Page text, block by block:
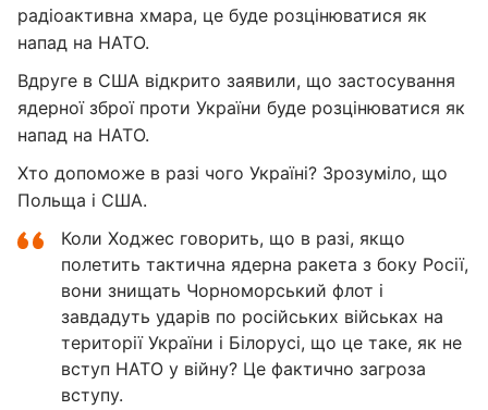
радіоактивна хмара, це буде розцінюватися як
напад на НАТО.
Вдруге в США відкрито заявили, що застосування
ядерної зброї проти України буде розцінюватися як
напад на НАТО.
Хто допоможе в разі чого Україні? Зрозуміло, що
Польща і США.
Коли Ходжес говорить, що в разі, якщо
полетить тактична ядерна ракета з боку Росії,
вони знищать Чорноморський флот і
завдадуть ударів по російських військах на
території України і Білорусі, що це таке, як не
вступ НАТО у війну? Це фактично загроза
вступу.